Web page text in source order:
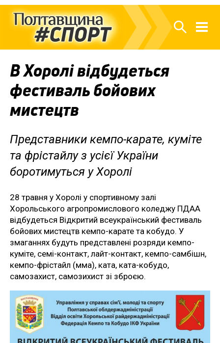
В Хоролі відбудеться
фестиваль бойових
мистецтв
Представники кемпо-карате, куміте
та фрістайлу з усієї України
боротимуться у Хоролі
28 травня у Хоролі у спортивному залі
Хорольського агропромислового коледжу ПДАА
відбудеться Відкритий всеукраїнський фестиваль
бойових мистецтв кемпо-карате та кобудо. У
змаганнях будуть представлені розряди кемпо-
куміте, семі-контакт, лайт-контакт, кемпо-самбішн,
кемпо-фрістайл (мма), ката, ката-кобудо,
самозахист, самозихист зі зброєю.